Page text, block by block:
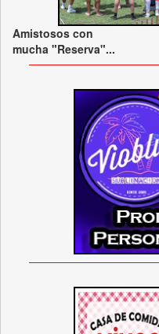
Amistosos con
mucha "Reserva"...